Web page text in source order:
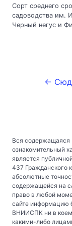
Сорт среднего
садоводства им.
Черный негус и
←
Вся содержащаяся
ознакомительный
является
437 Гражданского
абсолютные
содержащейся на
право в любой
сайте информацию
ВНИИСПК ни в коем
какими-либо